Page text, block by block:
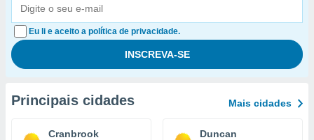
Eu li e aceito a política de privacidade.
Principais cidades Mais cidades
Cranbrook Duncan